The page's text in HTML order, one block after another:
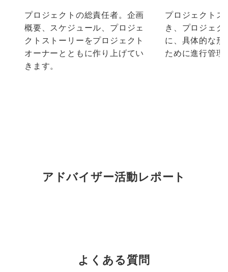
プロジェクトの総責任者。企画
概要、スケジュール、プロジェ
クトストーリーをプロジェクト
オーナーとともに作り上げてい
きます。
プロジェクト
き、プロジェ
に、具体的な
ために進行管
アドバイザー活動レポート
よくある質問